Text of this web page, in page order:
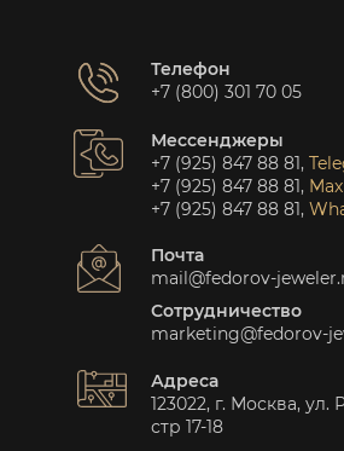
Телефон
+7 (800) 301 70 05
Мессенджеры
+7 (925) 847 88 81,
+7 (925) 847 88 81, Max
+7 (925) 847 88 81,
Почта
mail@fedorov-
Сотрудничество
marketing@fedorov-
Адреса
123022, г. Москва, ул.
стр 17-18